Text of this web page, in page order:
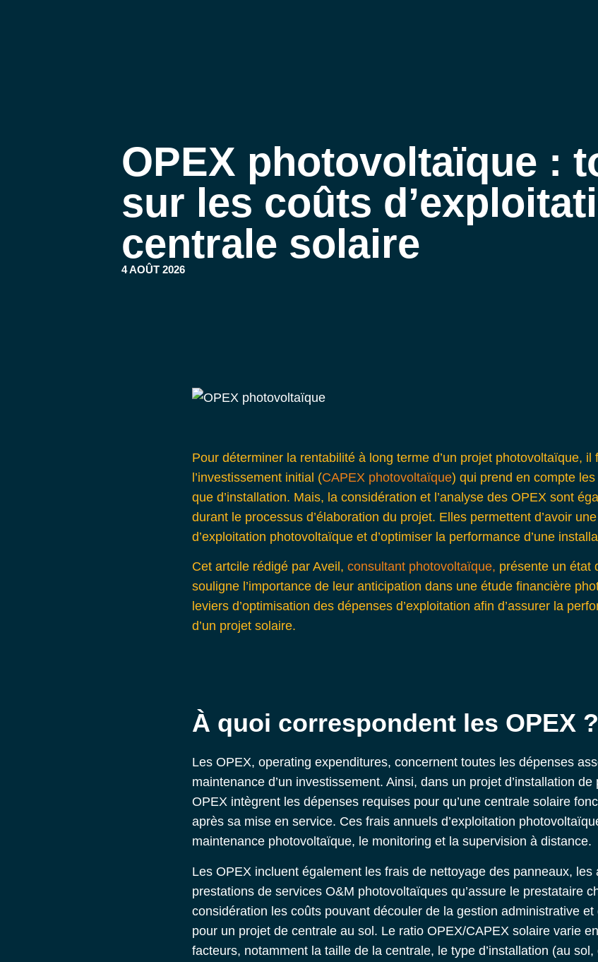
REJOIGNEZ-NOUS CONTACT
OPEX photovoltaïque :
sur les coûts
centrale solaire
4 AOÛT 2026
Pour déterminer la rentabilité à long terme d’un projet photovoltaïque, il
l’investissement initial (CAPEX photovoltaïque) qui prend en compte
que d’installation. Mais, la considération et l’analyse des OPEX sont
durant le processus d’élaboration du projet. Elles permettent d’avoir
d’exploitation photovoltaïque et d’optimiser la performance d’une
Cet artcile rédigé par Aveil, consultant photovoltaïque, présente un état
souligne l’importance de leur anticipation dans une étude financière
leviers d’optimisation des dépenses d’exploitation afin d’assurer la
d’un projet solaire.
À quoi correspondent les OPEX ?
Les OPEX, operating expenditures, concernent toutes les dépenses
maintenance d’un investissement. Ainsi, dans un projet d’installation
OPEX intègrent les dépenses requises pour qu’une centrale solaire
après sa mise en service. Ces frais annuels d’exploitation
maintenance photovoltaïque, le monitoring et la supervision à distance.
Les OPEX incluent également les frais de nettoyage des panneaux,
prestations de services O&M photovoltaïques qu’assure le prestataire
considération les coûts pouvant découler de la gestion administrative
pour un projet de centrale au sol. Le ratio OPEX/CAPEX solaire varie
facteurs, notamment la taille de la centrale, le type d’installation (au